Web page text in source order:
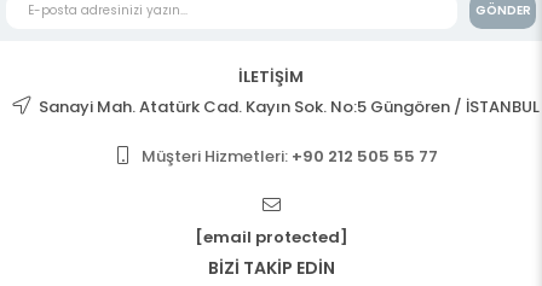
GÖNDER
İLETİŞİM
Sanayi Mah. Atatürk Cad. Kayın Sok. No:5 Güngören / İSTANBUL
Müşteri Hizmetleri: +90 212 505 55 77
[email protected]
BİZİ TAKİP EDİN